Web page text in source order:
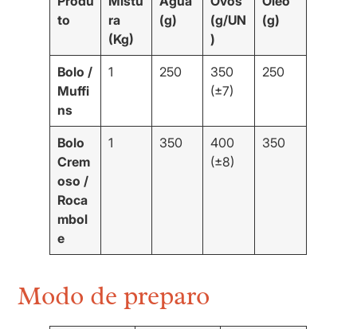
to
ra
(Kg)
(g)
(g/UN
)
(g)
Bolo /
Muffi
ns
1 250
350
(±7)
250
Bolo
Crem
oso /
Roca
mbol
e
1 350
400
(±8)
350
Modo de preparo